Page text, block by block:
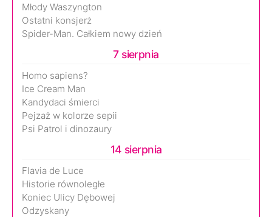
Młody Waszyngton
Ostatni konsjerż
Spider-Man. Całkiem nowy dzień
7 sierpnia
Homo sapiens?
Ice Cream Man
Kandydaci śmierci
Pejzaż w kolorze sepii
Psi Patrol i dinozaury
14 sierpnia
Flavia de Luce
Historie równoległe
Koniec Ulicy Dębowej
Odzyskany